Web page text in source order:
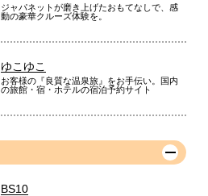
ジャパネットが磨き上げたおもてなしで、感
動の豪華クルーズ体験を。
ゆこゆこ
お客様の『良質な温泉旅』をお手伝い。国内
の旅館・宿・ホテルの宿泊予約サイト
BS10